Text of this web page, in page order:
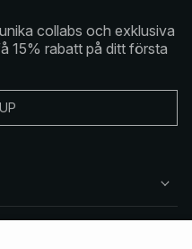
collabs och exklusiva
15% rabatt på ditt första